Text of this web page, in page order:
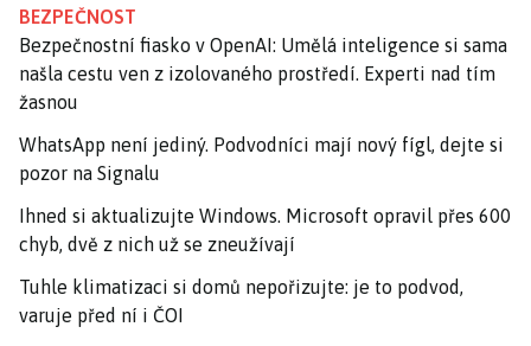
BEZPEČNOST
Bezpečnostní fiasko v OpenAI: Umělá inteligence si sama
našla cestu ven z izolovaného prostředí. Experti nad tím
žasnou
WhatsApp není jediný. Podvodníci mají nový fígl, dejte si
pozor na Signalu
Ihned si aktualizujte Windows. Microsoft opravil přes 600
chyb, dvě z nich už se zneužívají
Tuhle klimatizaci si domů nepořizujte: je to podvod,
varuje před ní i ČOI